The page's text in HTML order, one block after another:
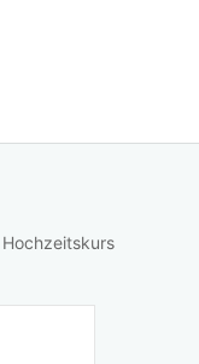
Hochzeitskurs